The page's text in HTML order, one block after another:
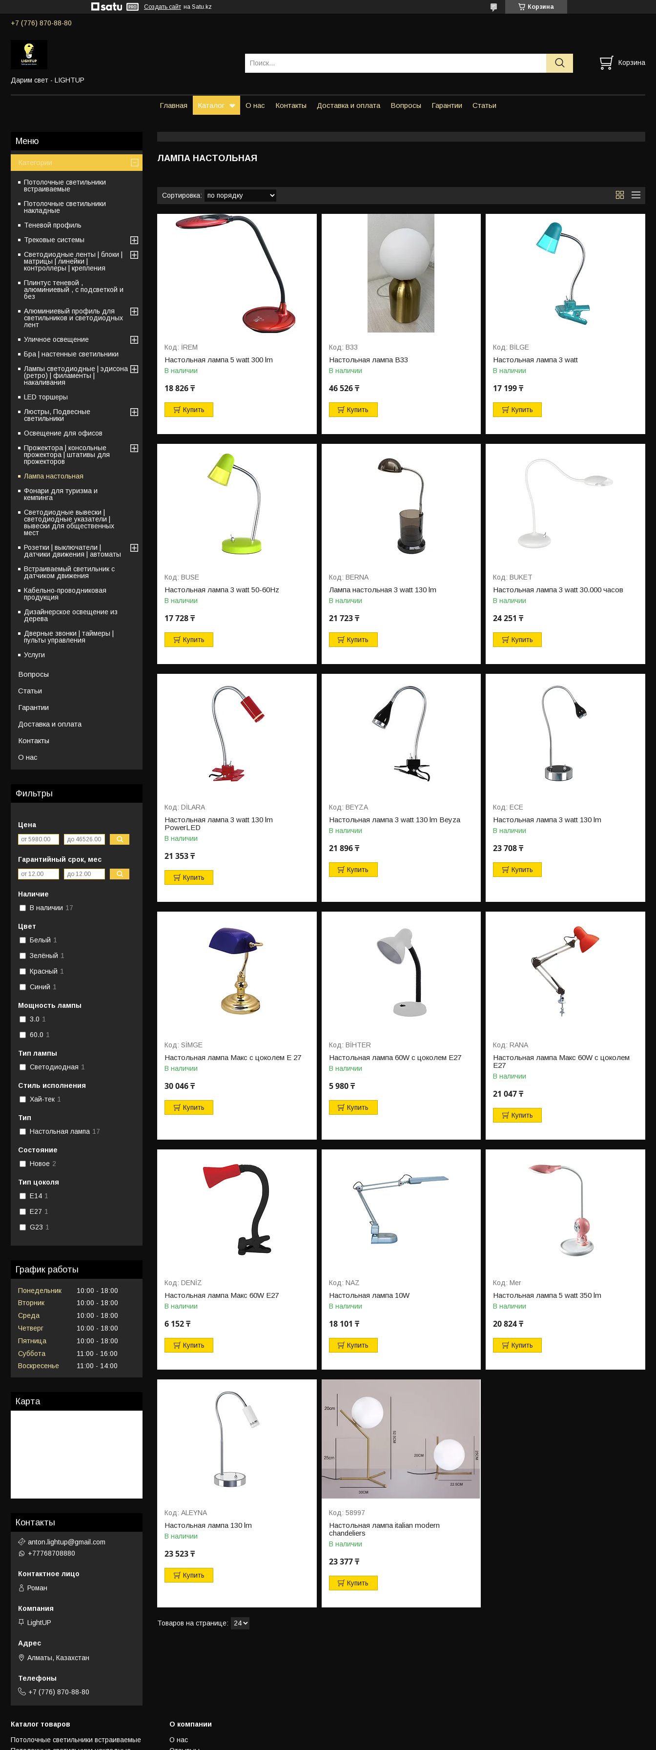
Создать сайт на Satu.kz Корзина
+7 (776) 870-88-80
Дарим свет - LIGHTUP
Корзина
Главная Каталог О нас Контакты Доставка и оплата Вопросы Гарантии Статьи
ЛАМПА НАСТОЛЬНАЯ
İREM
Настольная лампа 5 watt 300 lm
В наличии
18 826 ₸
Купить
B33
Настольная лампа B33
В наличии
46 526 ₸
Купить
BİLGE
Настольная лампа 3 watt
В наличии
17 199 ₸
Купить
BUSE
Настольная лампа 3 watt 50-60Hz
В наличии
17 728 ₸
Купить
BERNA
Лампа настольная 3 watt 130 lm
В наличии
21 723 ₸
Купить
BUKET
Настольная лампа 3 watt 30.000 часов
В наличии
24 251 ₸
Купить
DİLARA
Настольная лампа 3 watt 130 lm
PowerLED
В наличии
21 353 ₸
Купить
BEYZA
Настольная лампа 3 watt 130 lm Beyza
В наличии
21 896 ₸
Купить
ECE
Настольная лампа 3 watt 130 lm
В наличии
23 708 ₸
Купить
SİMGE
Настольная лампа Макс с цоколем Е 27
В наличии
30 046 ₸
Купить
BİHTER
Настольная лампа 60W с цоколем Е27
В наличии
5 980 ₸
Купить
RANA
Настольная лампа Макс 60W с цоколем
Е27
В наличии
21 047 ₸
Купить
DENİZ
Настольная лампа Макс 60W Е27
В наличии
6 152 ₸
Купить
NAZ
Настольная лампа 10W
В наличии
18 101 ₸
Купить
Mer
Настольная лампа 5 watt 350 lm
В наличии
20 824 ₸
Купить
ALEYNA
Настольная лампа 130 lm
В наличии
23 523 ₸
Купить
58997
Настольная лампа italian modern
chandeliers
В наличии
23 377 ₸
Купить
Категории
Потолочные светильники
встраиваемые
Потолочные светильники
накладные
Теневой профиль
Трековые системы
Светодиодные ленты | блоки |
матрицы | линейки |
контроллеры | крепления
Плинтус теневой ,
алюминиевый , с подсветкой и
без
Алюминиевый профиль для
светильников и светодиодных
лент
Уличное освещение
Бра | настенные светильники
Лампы светодиодные | эдисона
(ретро) | филаменты |
накаливания
LED торшеры
Люстры, Подвесные
светильники
Освещение для офисов
Прожектора | консольные
прожектора | штативы для
прожекторов
Лампа настольная
Фонари для туризма и
кемпинга
Светодиодные вывески |
светодиодные указатели |
вывески для общественных
мест
Розетки | выключатели |
датчики движения | автоматы
Встраиваемый светильник с
датчиком движения
Кабельно-проводниковая
продукция
Дизайнерское освещение из
дерева
Дверные звонки | таймеры |
пульты управления
Услуги
Вопросы
Статьи
Гарантии
Доставка и оплата
Контакты
О нас
Фильтры
Цена
Гарантийный срок, мес
Наличие
В наличии 17
Цвет
Белый 1
Зелёный 1
Красный 1
Синий 1
Мощность лампы
3.0 1
60.0 1
Тип лампы
Светодиодная 1
Стиль исполнения
Хай-тек 1
Тип
Настольная лампа 17
Состояние
Новое 2
Тип цоколя
E14 1
E27 1
G23 1
График работы
Понедельник 10:00
18:00
Вторник
10:00
18:00
Среда
10:00
18:00
Четверг
10:00
18:00
Пятница
10:00
18:00
Суббота
11:00
16:00
Воскресенье
11:00 14:00
Карта
Контакты
anton.lightup@gmail.com
+77768708880
Роман
LightUP
Алматы, Казахстан
+7 (776) 870-88-80
Каталог товаров
Потолочные светильники встраиваемые
О компании
О нас